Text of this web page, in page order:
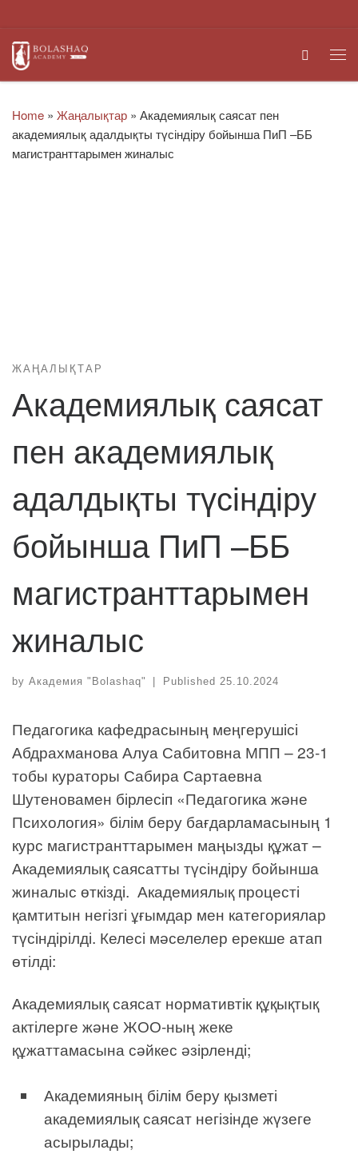
Search
Home » Жаңалықтар » Академиялық саясат пен
академиялық адалдықты түсіндіру бойынша ПиП –ББ
магистранттарымен жиналыс
ЖАҢАЛЫҚТАР
Академиялық саясат
пен академиялық
адалдықты түсіндіру
бойынша ПиП –ББ
магистранттарымен
жиналыс
by Академия "Bolashaq" | Published 25.10.2024
Педагогика кафедрасының меңгерушісі
Абдрахманова Алуа Сабитовна МПП – 23-1
тобы кураторы Сабира Сартаевна
Шутеновамен бірлесіп «Педагогика және
Психология» білім беру бағдарламасының 1
курс магистранттарымен маңызды құжат –
Академиялық саясатты түсіндіру бойынша
жиналыс өткізді. Академиялық процесті
қамтитын негізгі ұғымдар мен категориялар
түсіндірілді. Келесі мәселелер ерекше атап
өтілді:
Академиялық саясат нормативтік құқықтық
актілерге және ЖОО-ның жеке
құжаттамасына сәйкес әзірленді;
Академияның білім беру қызметі
академиялық саясат негізінде жүзеге
асырылады;